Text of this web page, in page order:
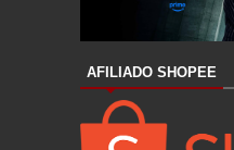
AFILIADO SHOPEE